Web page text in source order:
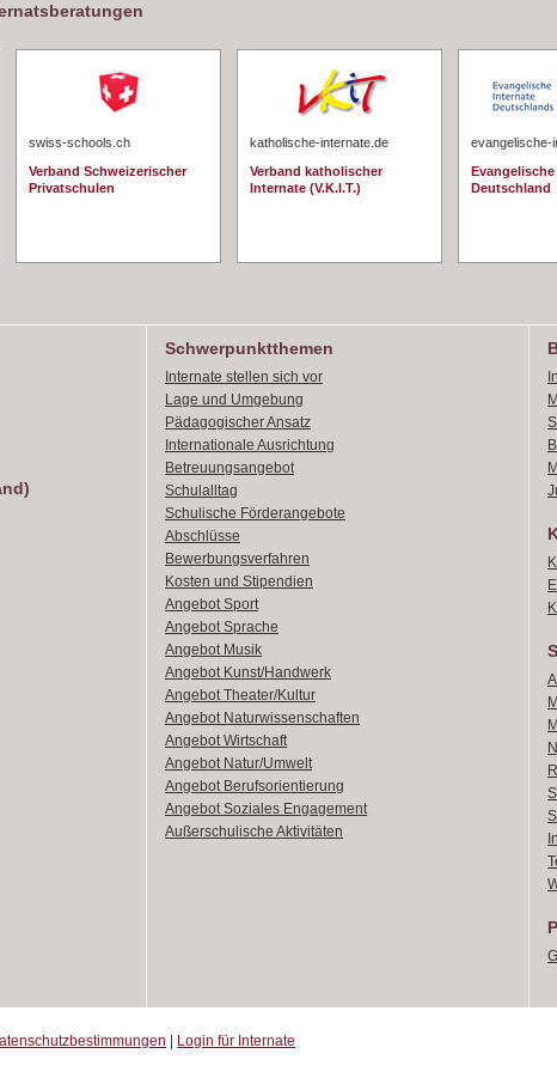
swiss-schools.ch
Verband Schweizerischer
Privatschulen
katholische-internate.de
Verband katholischer
Internate (V.K.I.T.)
evangelische-
Deutschland
Schwerpunktthemen
Internate stellen sich vor
Lage und Umgebung
Pädagogischer Ansatz
Internationale Ausrichtung
Betreuungsangebot
Schulalltag
Schulische Förderangebote
Abschlüsse
Bewerbungsverfahren
Kosten und Stipendien
Angebot Sport
Angebot Sprache
Angebot Musik
Angebot Kunst/Handwerk
Angebot Theater/Kultur
Angebot Naturwissenschaften
Angebot Wirtschaft
Angebot Natur/Umwelt
Angebot Berufsorientierung
Angebot Soziales Engagement
Außerschulische Aktivitäten
Login für Internate